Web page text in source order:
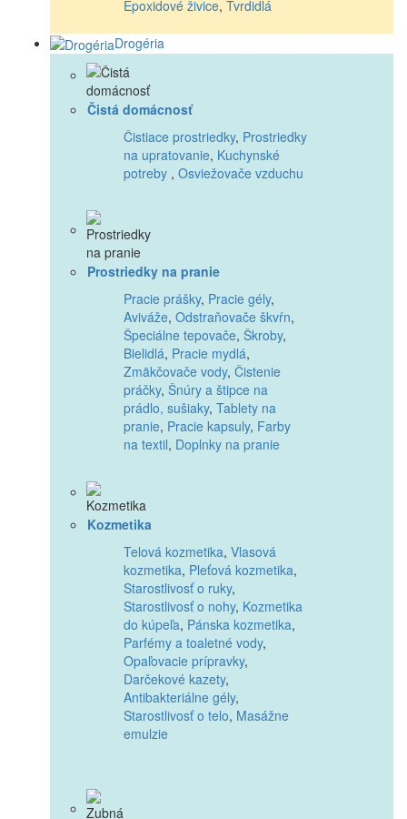
Epoxidové živice, Tvrdidlá
Drogéria
Čistá domácnosť
Čistiace prostriedky, Prostriedky
na upratovanie, Kuchynské
potreby , Osviežovače vzduchu
Prostriedky na pranie
Pracie prášky, Pracie gély,
Aviváže, Odstraňovače škvŕn,
Špeciálne tepovače, Škroby,
Bielidlá, Pracie mydlá,
Zmäkčovače vody, Čistenie
práčky, Šnúry a štipce na
prádlo, sušiaky, Tablety na
pranie, Pracie kapsuly, Farby
na textil, Doplnky na pranie
Kozmetika
Telová kozmetika, Vlasová
kozmetika, Pleťová kozmetika,
Starostlivosť o ruky,
Starostlivosť o nohy, Kozmetika
do kúpeľa, Pánska kozmetika,
Parfémy a toaletné vody,
Opaľovacie prípravky,
Darčekové kazety,
Antibakteriálne gély,
Starostlivosť o telo, Masážne
emulzie